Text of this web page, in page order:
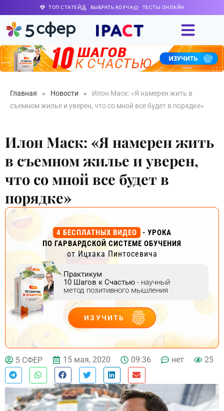
ТОП СТАТЕЙ ВЫБРАТЬ КОУЧА ТЕСТЫ ОНЛАЙН
Главная » Новости »
Илон Маск: «Я намерен жить в
съемном жилье и уверен, что со мной все будет в порядке»
Илон Маск: «Я намерен жить
в съемном жилье и уверен,
что со мной все будет в
порядке»
4 БЕСПЛАТНЫХ ВИДЕО
- УРОКА
ПО ГАРВАРДСКОЙ СИСТЕМЕ ОБУЧЕНИЯ
от Ицхака Пинтосевича
Практикум
10 Шагов к Счастью - научный
метод позитивного мышления
ИЗУЧИТЬ
ДЕЙСТВУЙ
5 СФЕР 15 мая, 2020 09:36 нет 25